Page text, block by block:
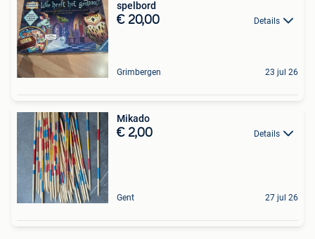
spelbord
€ 20,00 Details
Grimbergen 23 jul 26
Mikado
€ 2,00 Details
Gent 27 jul 26